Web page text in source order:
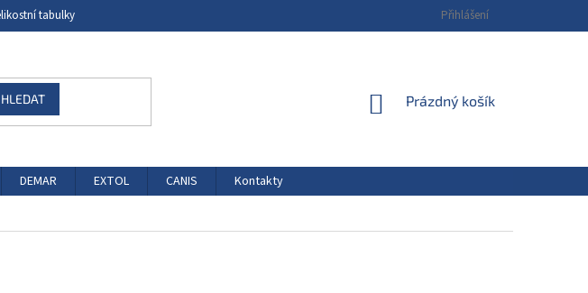
tabulky Přihlášení
HLEDAT
NÁKUPNÍ
Prázdný košík
DEMAR EXTOL CANIS
Kontakty